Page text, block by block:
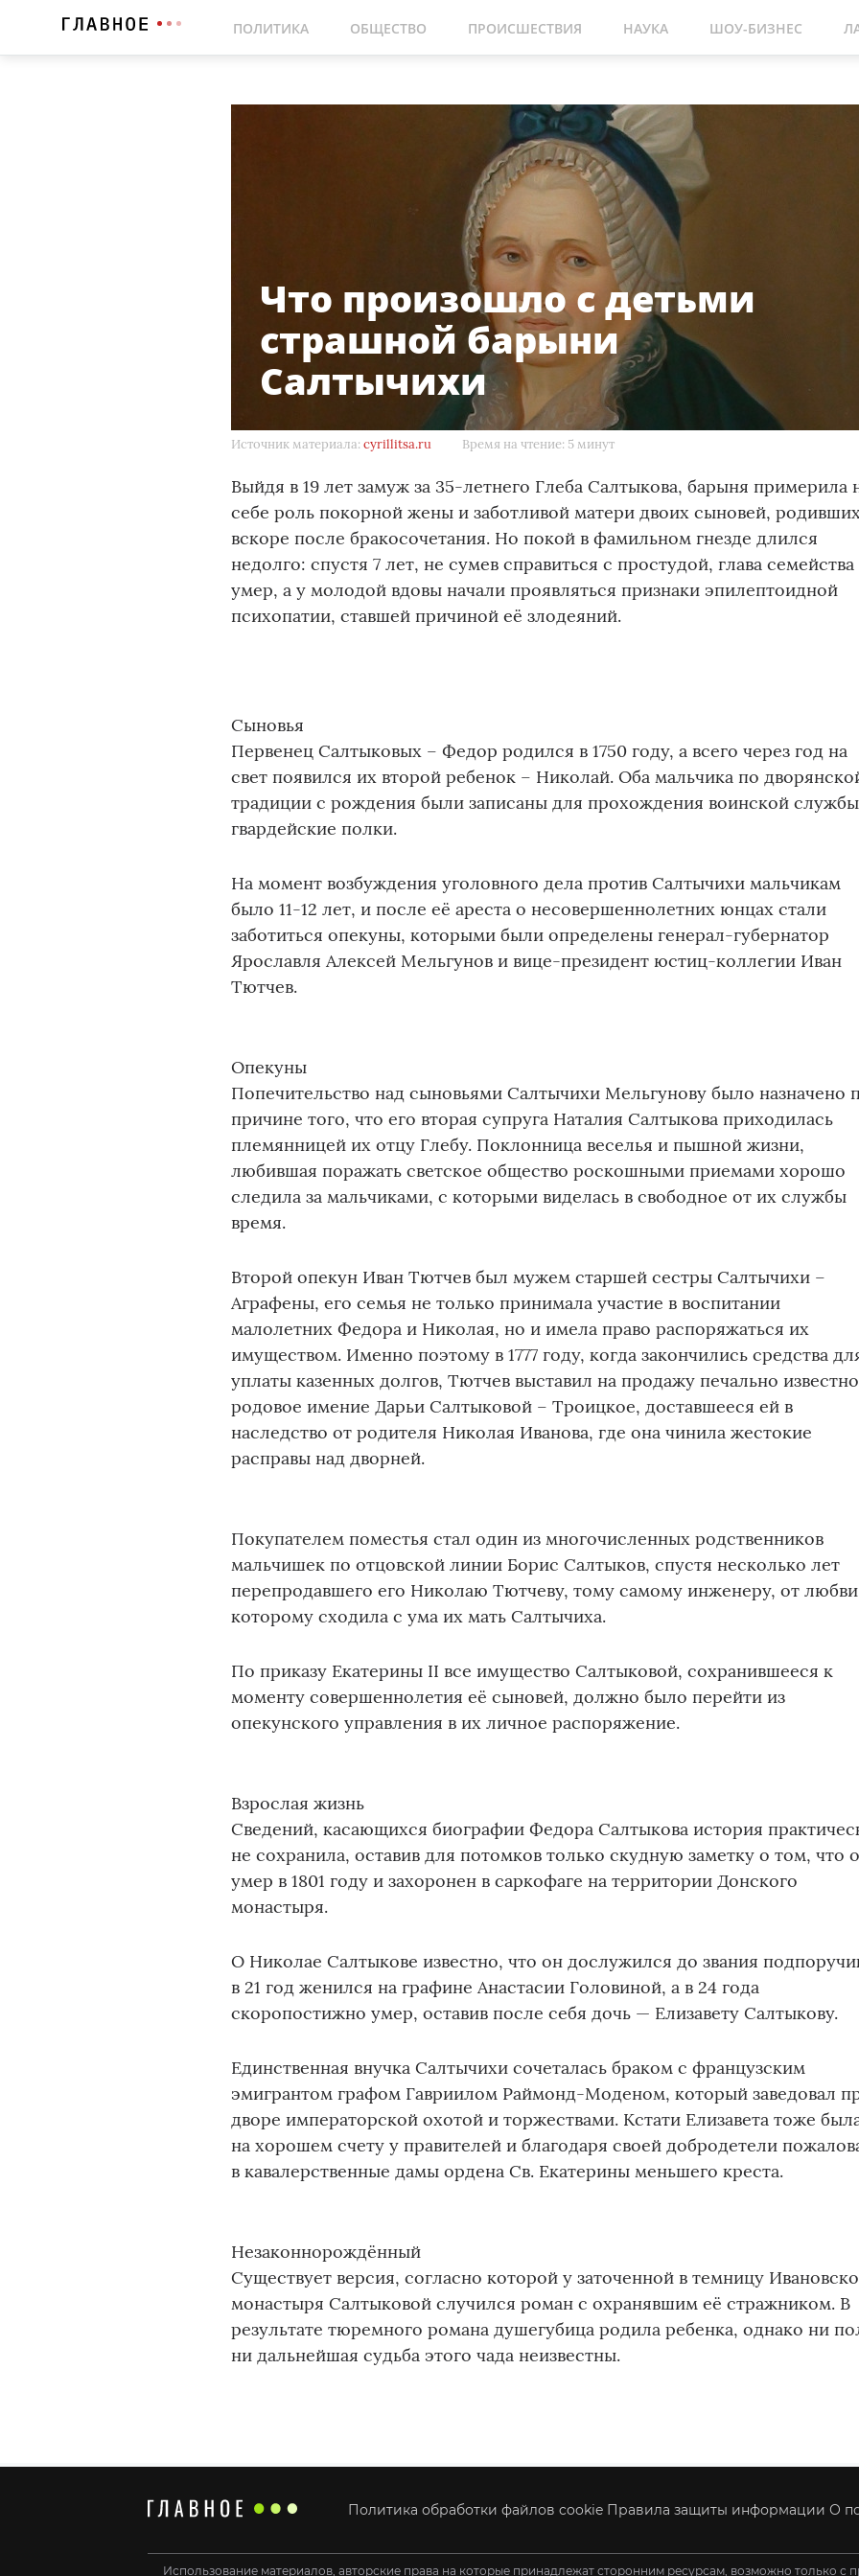
ПОЛИТИКА ОБЩЕСТВО ПРОИСШЕСТВИЯ НАУКА ШОУ-БИЗНЕС
Что произошло с детьми
страшной барыни
Салтычихи
Источник материала:cyrillitsa.ru Время на чтение: 5 минут
Выйдя в 19 лет замуж за 35-летнего Глеба Салтыкова, барыня примерила
себе роль покорной жены и заботливой матери двоих сыновей,
вскоре после бракосочетания. Но покой в фамильном гнезде длился
недолго: спустя 7 лет, не сумев справиться с простудой, глава семейства
умер, а у молодой вдовы начали проявляться признаки эпилептоидной
психопатии, ставшей причиной её злодеяний.
Сыновья
Первенец Салтыковых – Федор родился в 1750 году, а всего через год на
свет появился их второй ребенок – Николай. Оба мальчика по
традиции с рождения были записаны для прохождения воинской
гвардейские полки.
На момент возбуждения уголовного дела против Салтычихи мальчикам
было 11-12 лет, и после её ареста о несовершеннолетних юнцах стали
заботиться опекуны, которыми были определены генерал-губернатор
Ярославля Алексей Мельгунов и вице-президент юстиц-коллегии Иван
Тютчев.
Опекуны
Попечительство над сыновьями Салтычихи Мельгунову было назначено
причине того, что его вторая супруга Наталия Салтыкова приходилась
племянницей их отцу Глебу. Поклонница веселья и пышной жизни,
любившая поражать светское общество роскошными приемами хорошо
следила за мальчиками, с которыми виделась в свободное от их службы
время.
Второй опекун Иван Тютчев был мужем старшей сестры Салтычихи –
Аграфены, его семья не только принимала участие в воспитании
малолетних Федора и Николая, но и имела право распоряжаться их
имуществом. Именно поэтому в 1777 году, когда закончились средства
уплаты казенных долгов, Тютчев выставил на продажу печально
родовое имение Дарьи Салтыковой – Троицкое, доставшееся ей в
наследство от родителя Николая Иванова, где она чинила жестокие
расправы над дворней.
Покупателем поместья стал один из многочисленных родственников
мальчишек по отцовской линии Борис Салтыков, спустя несколько лет
перепродавшего его Николаю Тютчеву, тому самому инженеру, от
которому сходила с ума их мать Салтычиха.
По приказу Екатерины II все имущество Салтыковой, сохранившееся к
моменту совершеннолетия её сыновей, должно было перейти из
опекунского управления в их личное распоряжение.
Взрослая жизнь
Сведений, касающихся биографии Федора Салтыкова история
не сохранила, оставив для потомков только скудную заметку о том, что
умер в 1801 году и захоронен в саркофаге на территории Донского
монастыря.
О Николае Салтыкове известно, что он дослужился до звания
в 21 год женился на графине Анастасии Головиной, а в 24 года
скоропостижно умер, оставив после себя дочь — Елизавету Салтыкову.
Единственная внучка Салтычихи сочеталась браком с французским
эмигрантом графом Гавриилом Раймонд-Моденом, который заведовал
дворе императорской охотой и торжествами. Кстати Елизавета тоже
на хорошем счету у правителей и благодаря своей добродетели
в кавалерственные дамы ордена Св. Екатерины меньшего креста.
Незаконнорождённый
Существует версия, согласно которой у заточенной в темницу
монастыря Салтыковой случился роман с охранявшим её стражником. В
результате тюремного романа душегубица родила ребенка, однако ни
ни дальнейшая судьба этого чада неизвестны.
Политика обработки файлов cookie Правила защиты информации О
Использование материалов, авторские права на которые принадлежат сторонним ресурсам, возможно только с